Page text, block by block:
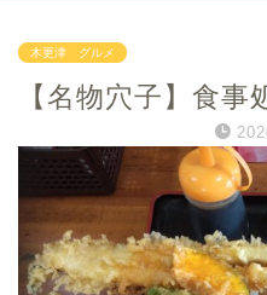
木更津 グルメ
【名物穴子】食事